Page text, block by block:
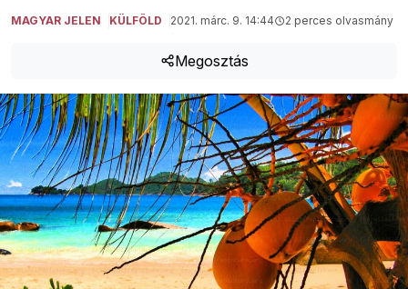
MAGYAR JELEN KÜLFÖLD 2021. márc. 9. 14:44 2 perces olvasmány
Megosztás